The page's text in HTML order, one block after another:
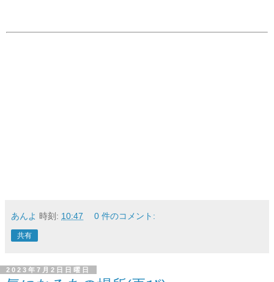
あんよ 時刻: 10:47 0 件のコメント:
共有
2023年7月2日日曜日